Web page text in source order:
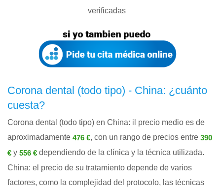
verificadas
Corona dental (todo tipo) - China: ¿cuánto
cuesta?
Corona dental (todo tipo) en China: il precio medio es de
aproximadamente 476 €, con un rango de precios entre 390
€ y 556 € dependiendo de la clínica y la técnica utilizada.
China: el precio de su tratamiento depende de varios
factores, como la complejidad del protocolo, las técnicas